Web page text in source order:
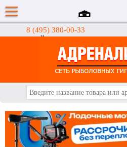
8 (495) 380-00-33
Интернет-магазин